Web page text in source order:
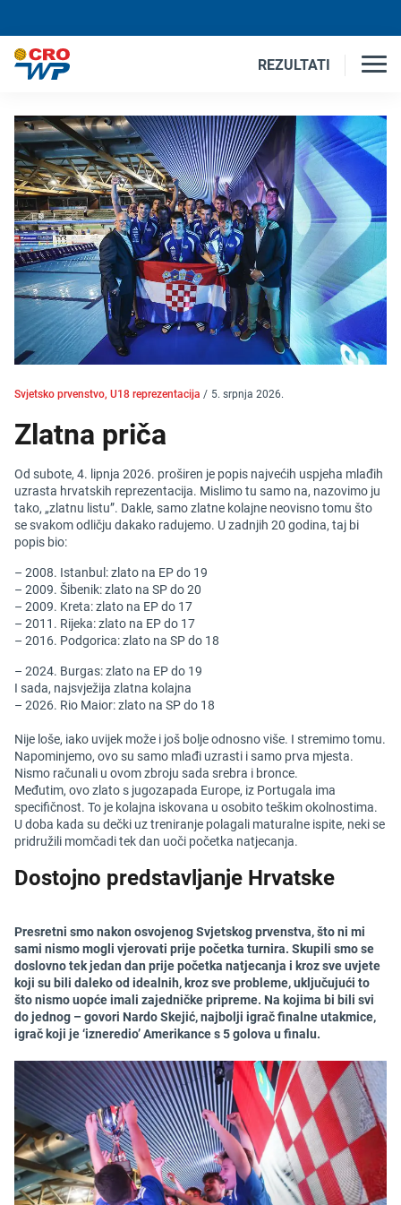
REZULTATI
Svjetsko prvenstvo, U18 reprezentacija / 5. srpnja 2026.
Zlatna priča
Od subote, 4. lipnja 2026. proširen je popis najvećih uspjeha mlađih
uzrasta hrvatskih reprezentacija. Mislimo tu samo na, nazovimo ju
tako, „zlatnu listu”. Dakle, samo zlatne kolajne neovisno tomu što
se svakom odličju dakako radujemo. U zadnjih 20 godina, taj bi
popis bio:
– 2008. Istanbul: zlato na EP do 19
– 2009. Šibenik: zlato na SP do 20
– 2009. Kreta: zlato na EP do 17
– 2011. Rijeka: zlato na EP do 17
– 2016. Podgorica: zlato na SP do 18
– 2024. Burgas: zlato na EP do 19
I sada, najsvježija zlatna kolajna
– 2026. Rio Maior: zlato na SP do 18
Nije loše, iako uvijek može i još bolje odnosno više. I stremimo tomu.
Napominjemo, ovo su samo mlađi uzrasti i samo prva mjesta.
Nismo računali u ovom zbroju sada srebra i bronce.
Međutim, ovo zlato s jugozapada Europe, iz Portugala ima
specifičnost. To je kolajna iskovana u osobito teškim okolnostima.
U doba kada su dečki uz treniranje polagali maturalne ispite, neki se
pridružili momčadi tek dan uoči početka natjecanja.
Dostojno predstavljanje Hrvatske
Presretni smo nakon osvojenog Svjetskog prvenstva, što ni mi
sami nismo mogli vjerovati prije početka turnira. Skupili smo se
doslovno tek jedan dan prije početka natjecanja i kroz sve uvjete
koji su bili daleko od idealnih, kroz sve probleme, uključujući to
što nismo uopće imali zajedničke pripreme. Na kojima bi bili svi
do jednog – govori Nardo Skejić, najbolji igrač finalne utakmice,
igrač koji je ‘izneredio’ Amerikance s 5 golova u finalu.